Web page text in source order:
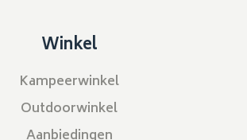
Winkel
Kampeerwinkel
Outdoorwinkel